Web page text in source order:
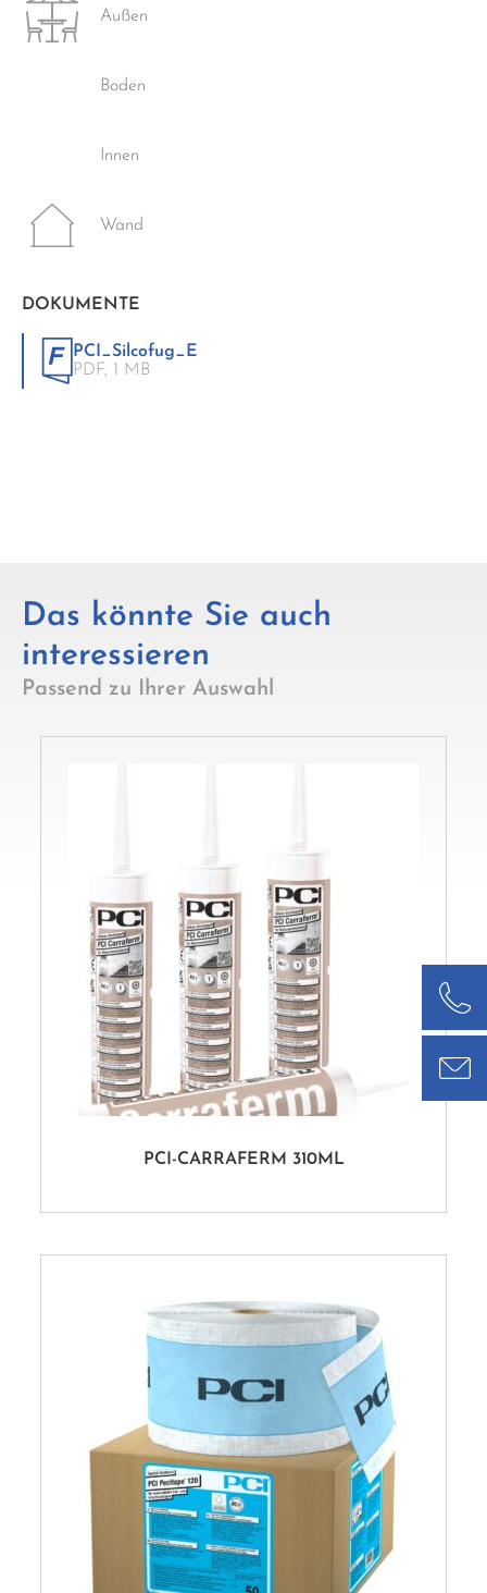
Außen
Boden
Innen
Wand
DOKUMENTE
PCI_Silcofug_E
PDF, 1 MB
Das könnte Sie auch
interessieren
PCI-CARRAFERM 310ML